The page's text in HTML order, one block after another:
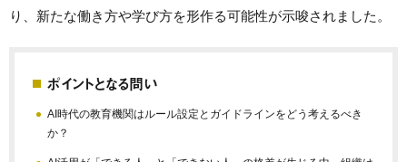
り、新たな働き方や学び方を形作る可能性が示唆されました。
ポイントとなる問い
AI時代の教育機関はルール設定とガイドラインをどう考えるべき
か？